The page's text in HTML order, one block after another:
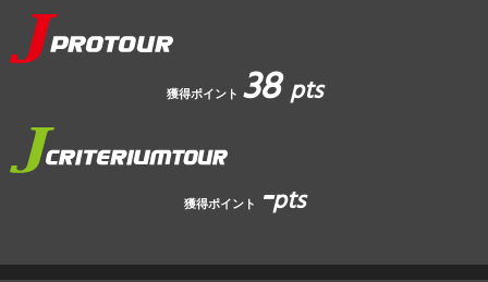
獲得ポイント 38pts
獲得ポイント -pts